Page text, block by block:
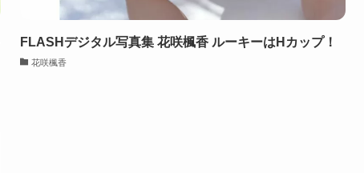
FLASHデジタル写真集 花咲楓香 ルーキーはHカップ！
花咲楓香